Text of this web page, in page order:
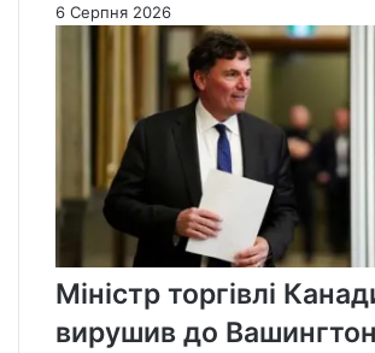
6 Серпня 2026
Міністр торгівлі
вирушив до